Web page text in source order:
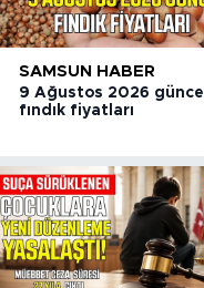
SAMSUN HABER
9 Ağustos 2026 güncel
fındık fiyatları